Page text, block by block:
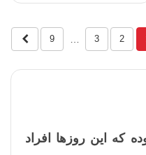
2
3
9
كه اين روزها افراد